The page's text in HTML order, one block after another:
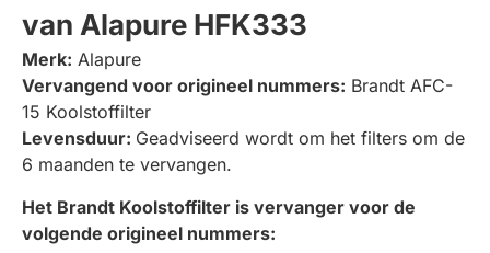
van Alapure HFK333
Merk: Alapure
Vervangend voor origineel nummers: Brandt AFC-
15 Koolstoffilter
Levensduur: Geadviseerd wordt om het filters om de
6 maanden te vervangen.
Het Brandt Koolstoffilter is vervanger voor de
volgende origineel nummers: